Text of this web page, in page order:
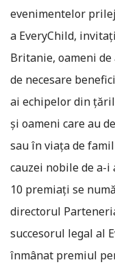
evenimentelor
a EveryChild,
Britanie, oameni
de necesare
ai echipelor din
şi oameni care au
sau în viaţa de
cauzei nobile de a-
10 premiaţi se
directorul
succesorul legal al
înmânat premiul